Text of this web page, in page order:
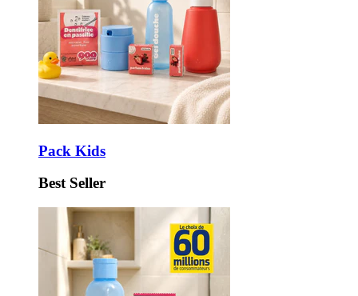
Pack Kids
Best Seller